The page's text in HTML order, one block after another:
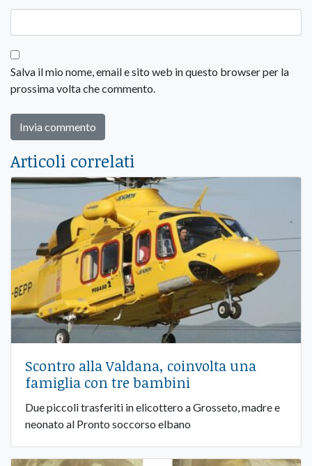
Salva il mio nome, email e sito web in questo browser per la
prossima volta che commento.
Articoli correlati
Scontro alla Valdana, coinvolta una
famiglia con tre bambini
Due piccoli trasferiti in elicottero a Grosseto, madre e
neonato al Pronto soccorso elbano